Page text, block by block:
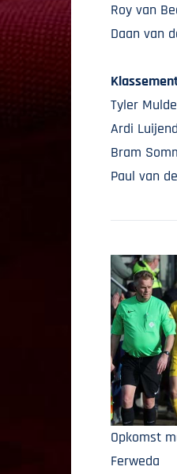
Roy van
Daan van
Tyler
Ardi
Bram
Paul van
Opkomst
Ferweda